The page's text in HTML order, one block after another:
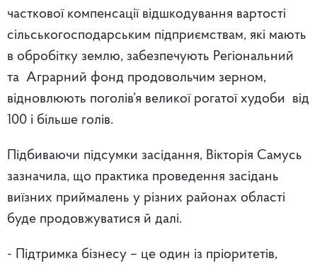
часткової компенсації відшкодування вартості
сільськогосподарським підприємствам, які мають
в обробітку землю, забезпечують Регіональний
та Аграрний фонд продовольчим зерном,
відновлюють поголів’я великої рогатої худоби від
100 і більше голів.
Підбиваючи підсумки засідання, Вікторія Самусь
зазначила, що практика проведення засідань
виїзних приймалень у різних районах області
буде продовжуватися й далі.
- Підтримка бізнесу – це один із пріоритетів,